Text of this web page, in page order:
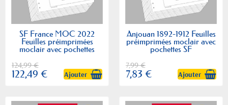
SF France MOC 2022
Feuilles préimprimées
moclair avec pochettes
124,99 €
122,49 € Ajouter
Anjouan 1892-1912 Feuilles
préimprimées moclair avec
pochettes SF
7,99 €
7,83 € Ajouter